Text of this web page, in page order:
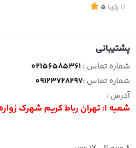
(1 رای)
5
پشتیبانی
شماره تماس :02156585361
شماره تماس :09123728297
آدرس :
شعبه 1: تهران رباط کریم شهرک زواره ای